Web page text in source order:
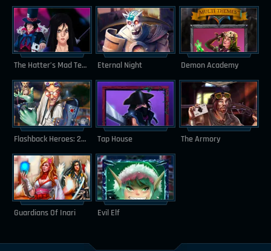
The Hatter’s Mad Tea Party Eternal Night Demon Academy
Flashback Heroes: 243 Ways Tap House The Armory
Guardians Of Inari Evil Elf